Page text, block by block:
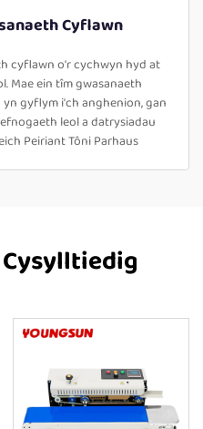
Cyflawn
cyflawn o'r cychwyn hyd at
Mae ein tîm gwasanaeth
gyflym i'ch anghenion, gan
leol a datrysiadau
Peiriant Tôni Parhaus